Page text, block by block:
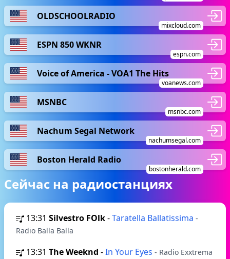
OLDSCHOOLRADIO
mixcloud.com
ESPN 850 WKNR
espn.com
Voice of America - VOA1 The Hits
voanews.com
MSNBC
msnbc.com
Nachum Segal Network
nachumsegal.com
Boston Herald Radio
bostonherald.com
Сейчас на радиостанциях
13:31 Silvestro FOlk-Taratella Ballatissima -
Radio Balla Balla
13:31 The Weeknd -In Your Eyes - Radio Exxtrema